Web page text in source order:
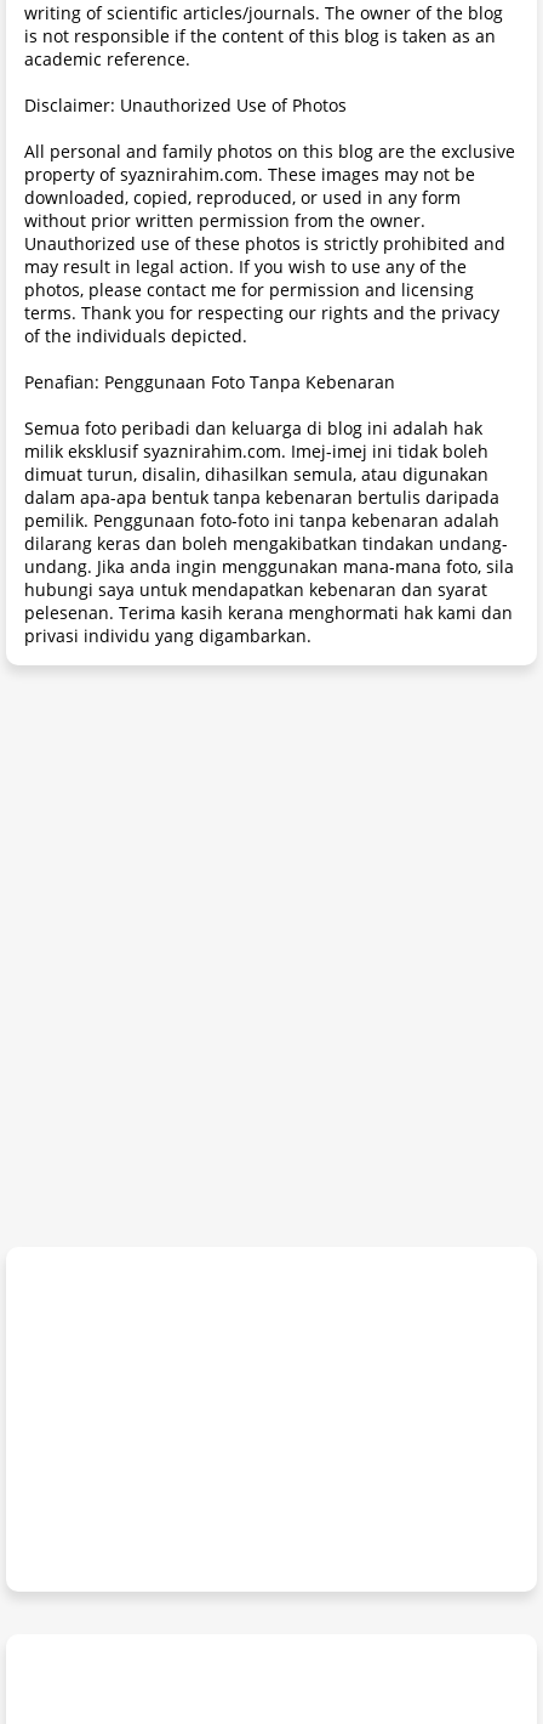
writing of scientific articles/journals. The owner of the blog
is not responsible if the content of this blog is taken as an
academic reference.
Disclaimer: Unauthorized Use of Photos
All personal and family photos on this blog are the exclusive
property of syaznirahim.com. These images may not be
downloaded, copied, reproduced, or used in any form
without prior written permission from the owner.
Unauthorized use of these photos is strictly prohibited and
may result in legal action. If you wish to use any of the
photos, please contact me for permission and licensing
terms. Thank you for respecting our rights and the privacy
of the individuals depicted.
Penafian: Penggunaan Foto Tanpa Kebenaran
Semua foto peribadi dan keluarga di blog ini adalah hak
milik eksklusif syaznirahim.com. Imej-imej ini tidak boleh
dimuat turun, disalin, dihasilkan semula, atau digunakan
dalam apa-apa bentuk tanpa kebenaran bertulis daripada
pemilik. Penggunaan foto-foto ini tanpa kebenaran adalah
dilarang keras dan boleh mengakibatkan tindakan undang-
undang. Jika anda ingin menggunakan mana-mana foto, sila
hubungi saya untuk mendapatkan kebenaran dan syarat
pelesenan. Terima kasih kerana menghormati hak kami dan
privasi individu yang digambarkan.